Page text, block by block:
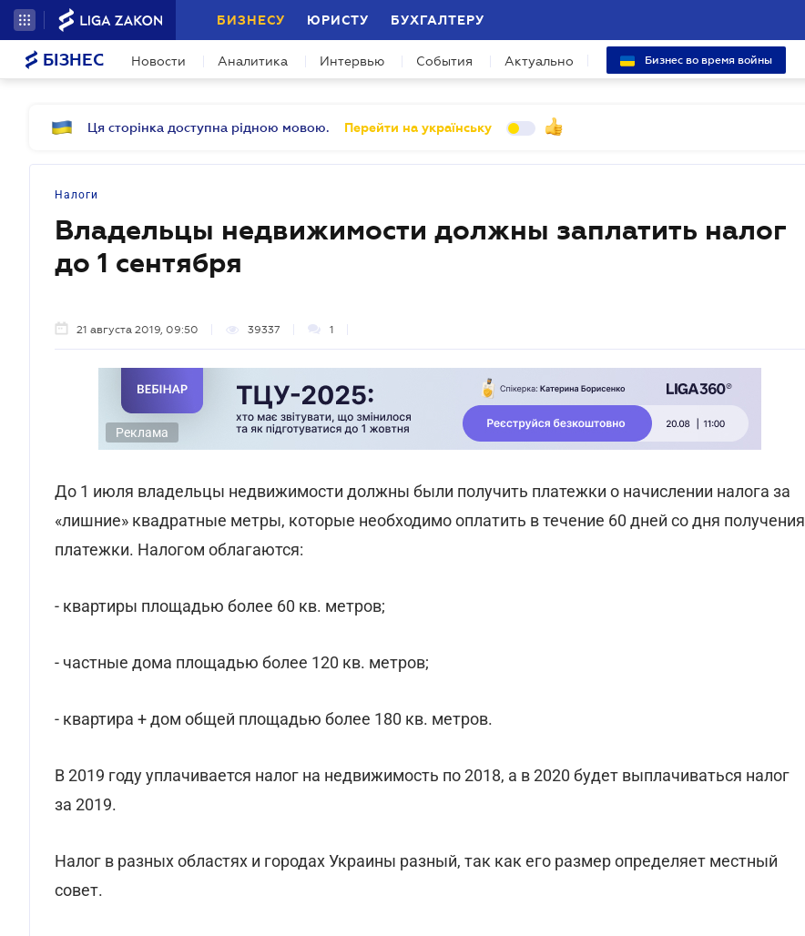
БИЗНЕСУ ЮРИСТУ БУХГАЛТЕРУ
БІЗНЕС Новости Аналитика Интервью События Актуально Бизнес во время войны
Ця сторінка доступна рідною мовою. Перейти на українську
Налоги
Владельцы недвижимости должны заплатить налог
до 1 сентября
21 августа 2019, 09:50 39337 1
Реклама
До 1 июля владельцы недвижимости должны были получить платежки о начислении налога за
«лишние» квадратные метры, которые необходимо оплатить в течение 60 дней со дня получения
платежки. Налогом облагаются:
- квартиры площадью более 60 кв. метров;
- частные дома площадью более 120 кв. метров;
- квартира + дом общей площадью более 180 кв. метров.
В 2019 году уплачивается налог на недвижимость по 2018, а в 2020 будет выплачиваться налог
за 2019.
Налог в разных областях и городах Украины разный, так как его размер определяет местный
совет.